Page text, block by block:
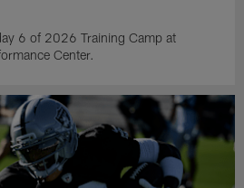
6 of 2026 Training Camp at
Center.